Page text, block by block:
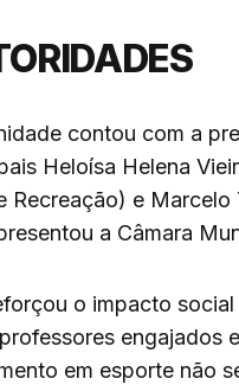
contou com a
Heloísa Helena
Recreação) e
a Câmara
o impacto
engajados
em esporte não